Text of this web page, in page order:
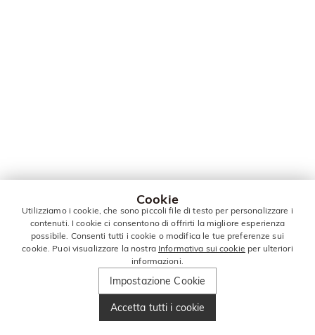
Cookie
Utilizziamo i cookie, che sono piccoli file di testo per personalizzare i
contenuti. I cookie ci consentono di offrirti la migliore esperienza
possibile. Consenti tutti i cookie o modifica le tue preferenze sui
cookie. Puoi visualizzare la nostra Informativa sui cookie per ulteriori
informazioni.
Impostazione Cookie
Accetta tutti i cookie